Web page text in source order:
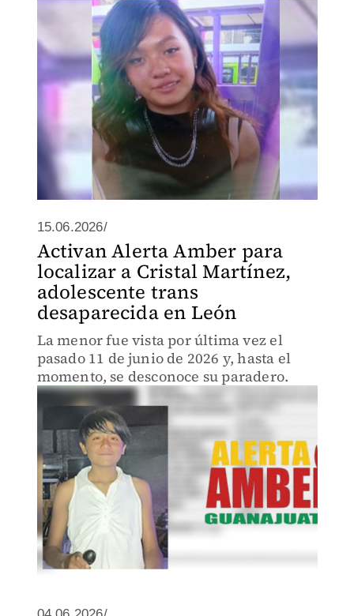
15.06.2026/
Activan Alerta Amber para
localizar a Cristal Martínez,
adolescente trans
desaparecida en León
La menor fue vista por última vez el
pasado 11 de junio de 2026 y, hasta el
momento, se desconoce su paradero.